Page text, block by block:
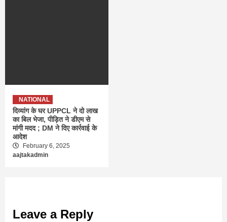
NATIONAL
दिव्यांग के घर UPPCL ने दो लाख
का बिल भेजा, पीड़ित ने डीएम से
मांगी मदद ; DM ने दिए कार्रवाई के
आदेश
February 6, 2025
aajtakadmin
Leave a Reply